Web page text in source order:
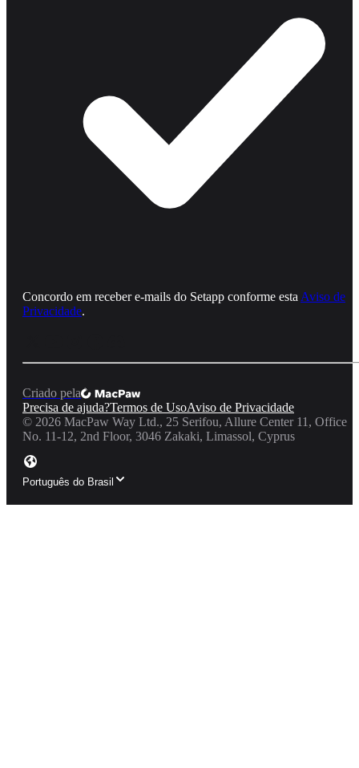
Concordo em receber e‑mails do Setapp conforme esta Aviso de
Privacidade.
Criado pela
Precisa de ajuda?Termos de UsoAviso de Privacidade
© 2026 MacPaw Way Ltd., 25 Serifou, Allure Center 11, Office
No. 11-12, 2nd Floor, 3046 Zakaki, Limassol, Cyprus
Português do Brasil